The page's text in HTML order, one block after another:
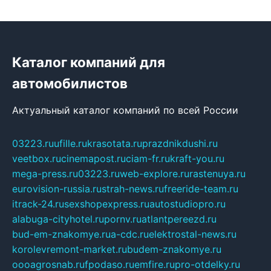
Каталог компаний для
автомобилистов
Актуальный каталог компаний по всей России
03223.ruufille.rukrasotata.ruprazdnikdushi.ru
veetbox.rucinemapost.ruciam-fr.rukraft-you.ru
mega-press.ru03223.ruweb-explore.rurastenuya.ru
eurovision-russia.rustrah-news.rufreeride-team.ru
itrack-24.rusexshopexpress.ruautostudiopro.ru
alabuga-cityhotel.rupornv.ruatlantpereezd.ru
bud-em-znakomye.rua-cdc.ruelektrostal-news.ru
korolevremont-market.rubudem-znakomye.ru
oooagrosnab.rufpodaso.ruemfire.rupro-otdelky.ru